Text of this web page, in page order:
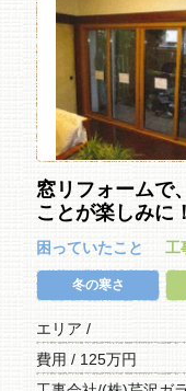
窓リフォームで
ことが楽しみに！
困っていたこと
冬の寒さ
工
エリア /
費用 / 125万円